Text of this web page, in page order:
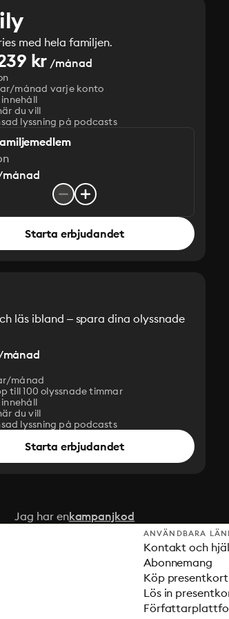
med hela familjen.
kr /månad
månad varje konto
du vill
lyssning på podcasts
månad
Starta erbjudandet
läs ibland – spara dina olyssnade
månad
till 100 olyssnade timmar
du vill
lyssning på podcasts
Starta erbjudandet
Jag har enkampanjkod
ANVÄNDBARA
Kontakt och
Abonnemang
Köp presentkort
Lös in